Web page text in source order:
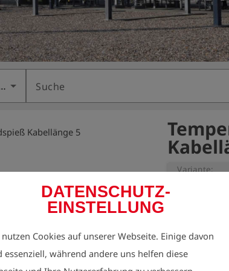
DATENSCHUTZ-
EINSTELLUNG
Cookies auf unserer Webseite. Einige davon
essenziell, während andere uns helfen diese
Suche
Kabellänge 5
Variante:
für DruckTest
Messbereich:
Auflösung: